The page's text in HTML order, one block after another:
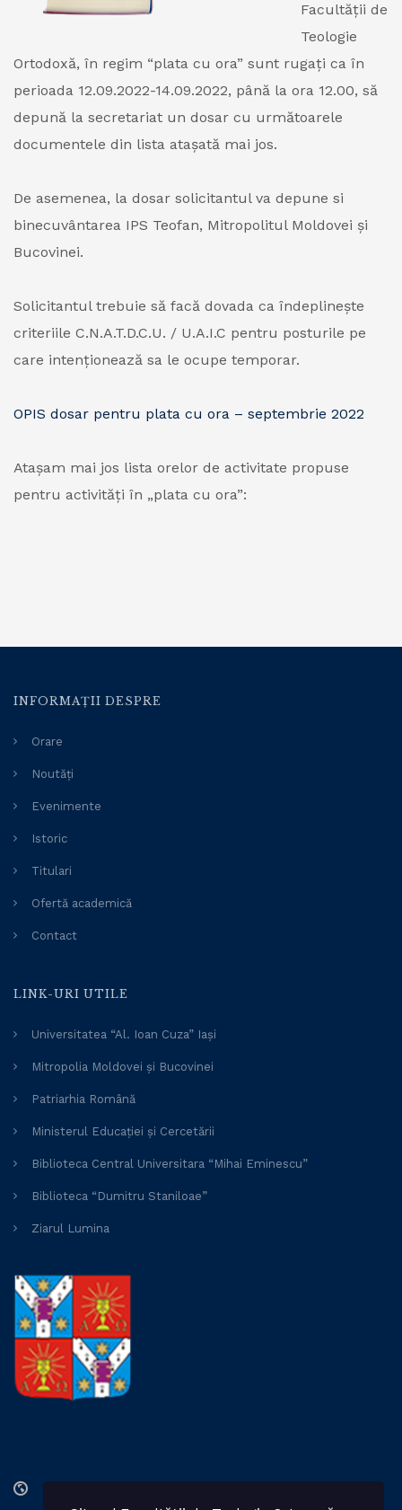
Facultății de
Teologie
Ortodoxă, în regim “plata cu ora” sunt rugați ca în
perioada 12.09.2022-14.09.2022, până la ora 12.00, să
depună la secretariat un dosar cu următoarele
documentele din lista atașată mai jos.
De asemenea, la dosar solicitantul va depune si
binecuvântarea IPS Teofan, Mitropolitul Moldovei şi
Bucovinei.
Solicitantul trebuie să facă dovada ca îndeplinește
criteriile C.N.A.T.D.C.U. / U.A.I.C pentru posturile pe
care intenționează sa le ocupe temporar.
OPIS dosar pentru plata cu ora – septembrie 2022
Atașam mai jos lista orelor de activitate propuse
pentru activități în „plata cu ora”:
INFORMAȚII DESPRE
Orare
Noutăți
Evenimente
Istoric
Titulari
Ofertă academică
Contact
LINK-URI UTILE
Universitatea “Al. Ioan Cuza” Iași
Mitropolia Moldovei și Bucovinei
Patriarhia Română
Ministerul Educației și Cercetării
Biblioteca Central Universitara “Mihai Eminescu”
Biblioteca “Dumitru Staniloae”
Ziarul Lumina